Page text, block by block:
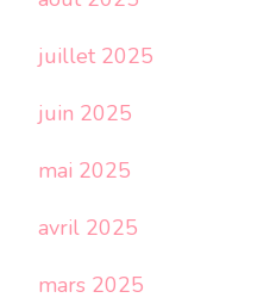
juillet 2025
juin 2025
mai 2025
avril 2025
mars 2025